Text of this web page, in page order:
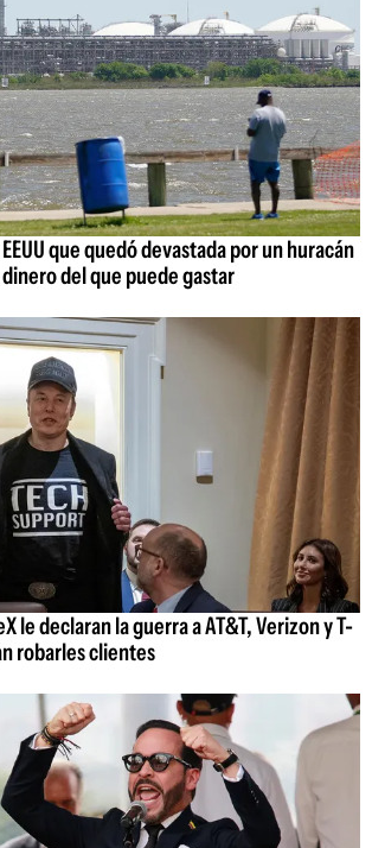
que quedó devastada por un huracán
del que puede gastar
le declaran la guerra a AT&T, Verizon y T-
robarles clientes